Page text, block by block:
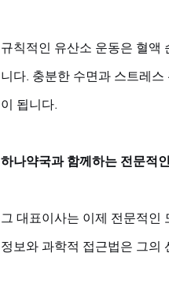
규칙적인 유산소 운동은 혈액
니다. 충분한 수면과 스트레
이 됩니다.
하나약국과 함께하는 전문적
그 대표이사는 이제 전문적인
정보와 과학적 접근법은 그의